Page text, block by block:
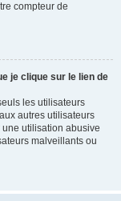
compteur de
je clique sur le lien de
les utilisateurs
autres utilisateurs
utilisation abusive
malveillants ou